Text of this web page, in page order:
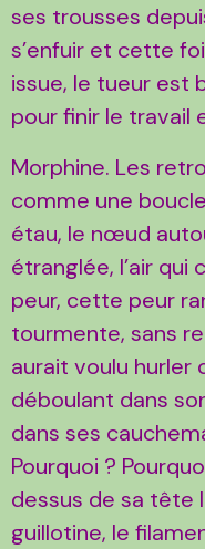
ses trousses
s’enfuir et cette
issue, le tueur est
pour finir le travail
Morphine. Les
comme une
étau, le nœud
étranglée, l’air
peur, cette peur
tourmente, sans
aurait voulu hurler
déboulant dans
dans ses
Pourquoi ?
dessus de sa tête
guillotine, le